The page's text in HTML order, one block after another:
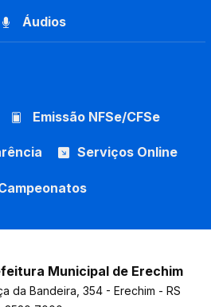
Áudios
Emissão NFSe/CFSe
Serviços Online
Municipal de Erechim
da Bandeira, 354 - Erechim - RS